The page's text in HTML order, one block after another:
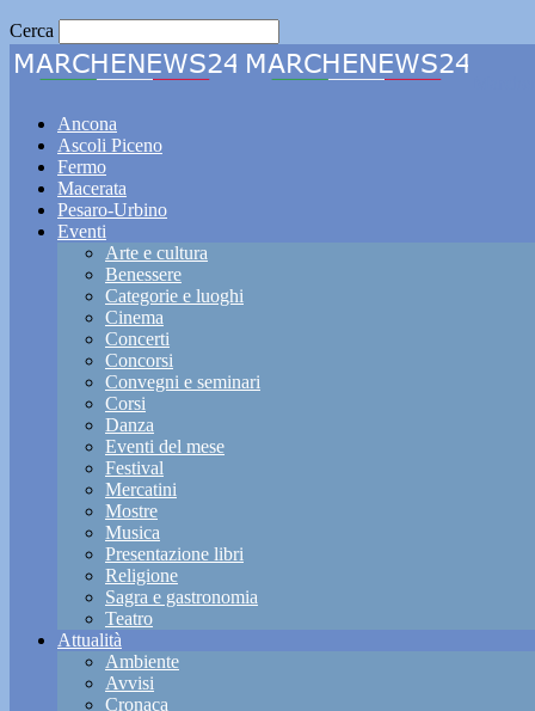
Cerca
Ancona
Ascoli Piceno
Fermo
Macerata
Pesaro-Urbino
Eventi
Arte e cultura
Benessere
Categorie e luoghi
Cinema
Concerti
Concorsi
Convegni e seminari
Corsi
Danza
Eventi del mese
Festival
Mercatini
Mostre
Musica
Presentazione libri
Religione
Sagra e gastronomia
Teatro
Attualità
Ambiente
Avvisi
Cronaca